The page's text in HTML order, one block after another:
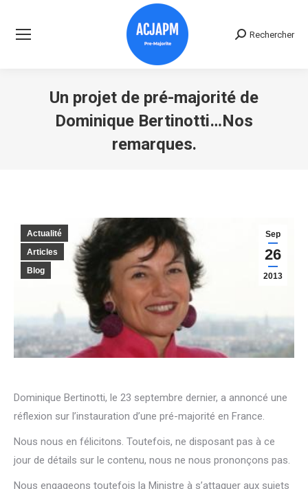
Recherche
Rechercher
Un projet de pré-majorité de
Dominique Bertinotti…Nos
remarques.
Sep
26
2013
Actualité
Articles
Blog
Dominique Bertinotti, le 23 septembre dernier, a annoncé une
réflexion sur l’instauration d’une pré-majorité en France.
Nous nous en félicitons. Toutefois, ne disposant pas à ce
jour de détails sur le contenu, nous ne nous prononçons pas.
Nous engageons toutefois la Ministre à s’attaquer aux sujets